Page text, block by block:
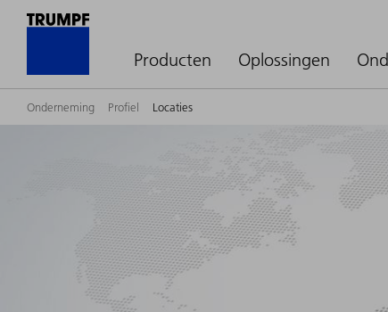
Producten Oplossingen
Onderneming Profiel Locaties